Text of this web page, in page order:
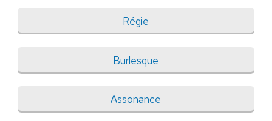
Régie
Burlesque
Assonance